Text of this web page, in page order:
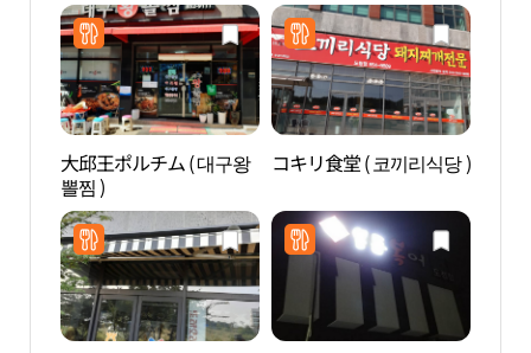
大邱王ポルチム ( 대구왕
뽈찜 )
コキリ食堂 ( 코끼리식당 )